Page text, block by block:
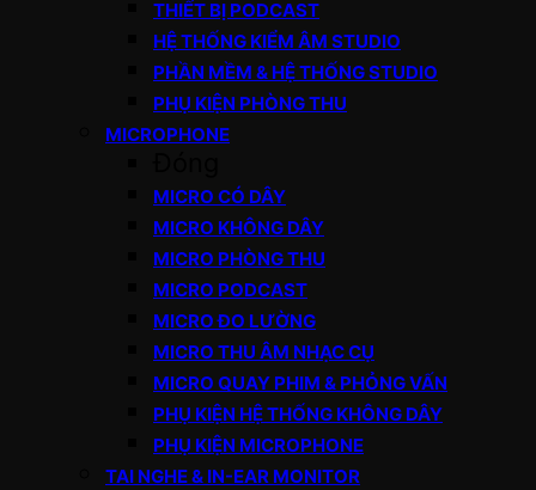
THIẾT BỊ PODCAST
HỆ THỐNG KIỂM ÂM STUDIO
PHẦN MỀM & HỆ THỐNG STUDIO
PHỤ KIỆN PHÒNG THU
MICROPHONE
MICRO CÓ DÂY
MICRO KHÔNG DÂY
MICRO PHÒNG THU
MICRO PODCAST
MICRO ĐO LƯỜNG
MICRO THU ÂM NHẠC CỤ
MICRO QUAY PHIM & PHỎNG VẤN
PHỤ KIỆN HỆ THỐNG KHÔNG DÂY
PHỤ KIỆN MICROPHONE
TAI NGHE & IN-EAR MONITOR